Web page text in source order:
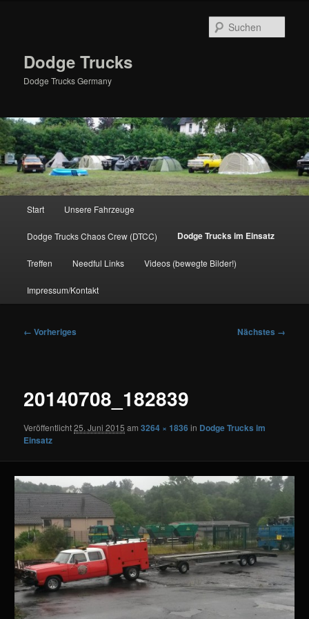
Dodge Trucks
Dodge Trucks Germany
Start Unsere Fahrzeuge
Dodge Trucks Chaos Crew (DTCC) Dodge Trucks im Einsatz
Treffen Needful Links Videos (bewegte Bilder!)
Impressum/Kontakt
Bilder-
← Vorheriges Nächstes →
20140708_182839
Veröffentlicht25. Juni 2015 am3264 × 1836 in Dodge Trucks im
Einsatz